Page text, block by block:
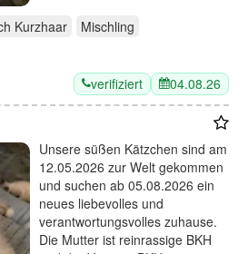
Kurzhaar
Mischling
verifiziert 04.08.26
Unsere süßen Kätzchen sind am
12.05.2026 zur Welt gekommen
und suchen ab 05.08.2026 ein
neues liebevolles und
verantwortungsvolles zuhause.
Die Mutter ist reinrassige BKH